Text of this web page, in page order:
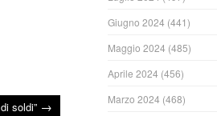
soldi” →
Giugno 2024 (441)
Maggio 2024 (485)
Aprile 2024 (456)
Marzo 2024 (468)